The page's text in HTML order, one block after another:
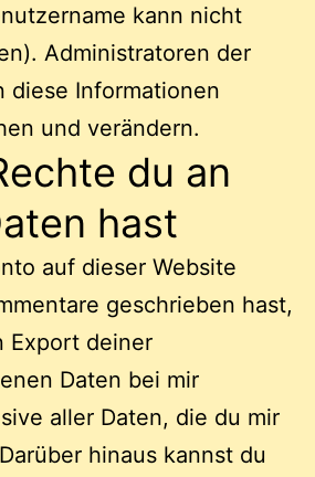
kann nicht
Administratoren der
diese Informationen
und verändern.
du an
hast
auf dieser Website
geschrieben hast,
Export deiner
Daten bei mir
aller Daten, die du mir
hinaus kannst du